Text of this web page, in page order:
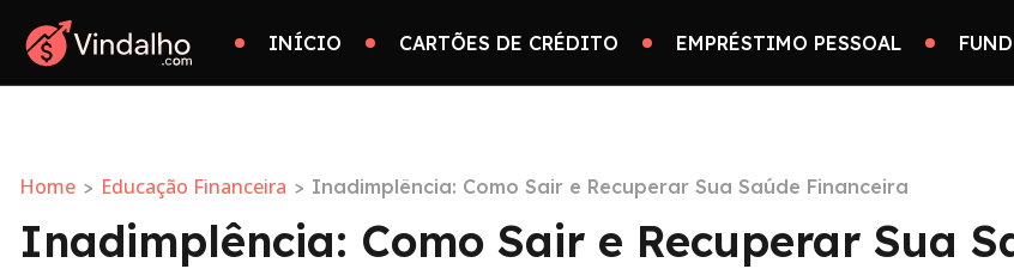
INÍCIO CARTÕES DE CRÉDITO EMPRÉSTIMO PESSOAL
Home > Educação Financeira > Inadimplência: Como Sair e Recuperar Sua Saúde Financeira
Inadimplência: Como Sair e Recuperar Sua